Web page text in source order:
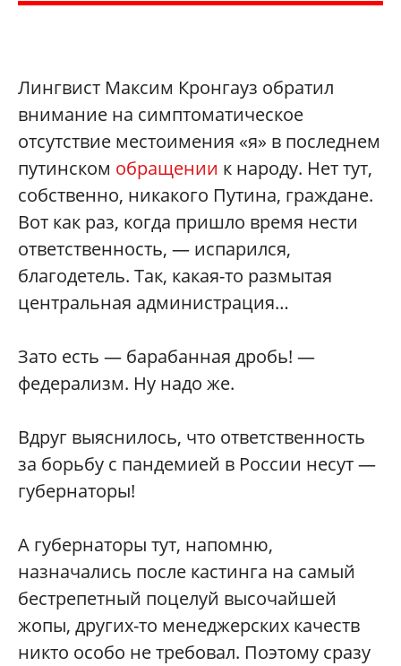
Лингвист Максим Кронгауз обратил
внимание на симптоматическое
отсутствие местоимения «я» в последнем
путинском обращении к народу. Нет тут,
собственно, никакого Путина, граждане.
Вот как раз, когда пришло время нести
ответственность, — испарился,
благодетель. Так, какая-то размытая
центральная администрация…
Зато есть — барабанная дробь! —
федерализм. Ну надо же.
Вдруг выяснилось, что ответственность
за борьбу с пандемией в России несут —
губернаторы!
А губернаторы тут, напомню,
назначались после кастинга на самый
бестрепетный поцелуй высочайшей
жопы, других-то менеджерских качеств
никто особо не требовал. Поэтому сразу